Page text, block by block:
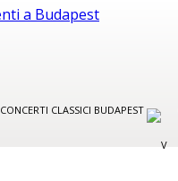
CONCERTI CLASSICI BUDAPEST